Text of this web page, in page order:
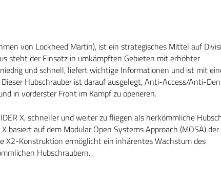
von Lockheed Martin), ist ein strategisches Mittel auf
steht der Einsatz in umkämpften Gebieten mit erhöhter
und schnell, liefert wichtige Informationen und ist mit
Hubschrauber ist darauf ausgelegt, Anti-Access/Anti-
in vorderster Front im Kampf zu operieren.
X, schneller und weiter zu fliegen als herkömmliche
basiert auf dem Modular Open Systems Approach (MOSA)
X2-Konstruktion ermöglicht ein inhärentes Wachstum des
Hubschraubern.